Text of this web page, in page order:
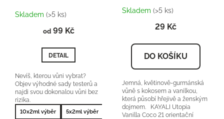
hodnocení
je
z
5
Skladem (>5 ks)
od99 Kč
DETAIL
Nevíš, kterou vůni vybrat?
Objev výhodné sady testerů a
najdi svou dokonalou vůni bez
rizika.
10x2ml výběr 5x2ml výběr 10x2ml nejprodávanější 5x2ml
Skladem (>5 ks)
29 Kč
DO KOŠÍKU
Jemná, květinově-gurmánská
vůně s kokosem a vanilkou,
která působí hřejivě a ženským
dojmem. KAYALI Utopia
Vanilla Coco 21 orientační